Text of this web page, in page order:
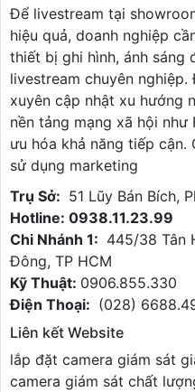
Để livestream tại
hiệu quả, doanh nghiệp
thiết bị ghi hình, ánh sáng
livestream chuyên
xuyên cập nhật xu hướng
nền tảng mạng xã hội như
ưu hóa khả năng tiếp
sử dụng marketing
Trụ Sở: 51 Lũy Bán Bích,
Hotline: 0938.11.23.99
Chi Nhánh 1: 445/38 Tân
Đông, TP HCM
Kỹ Thuật: 0906.855.330
Điện Thoại: (028)
Liên kết Website
lắp đặt camera giám sát
camera giám sát chất